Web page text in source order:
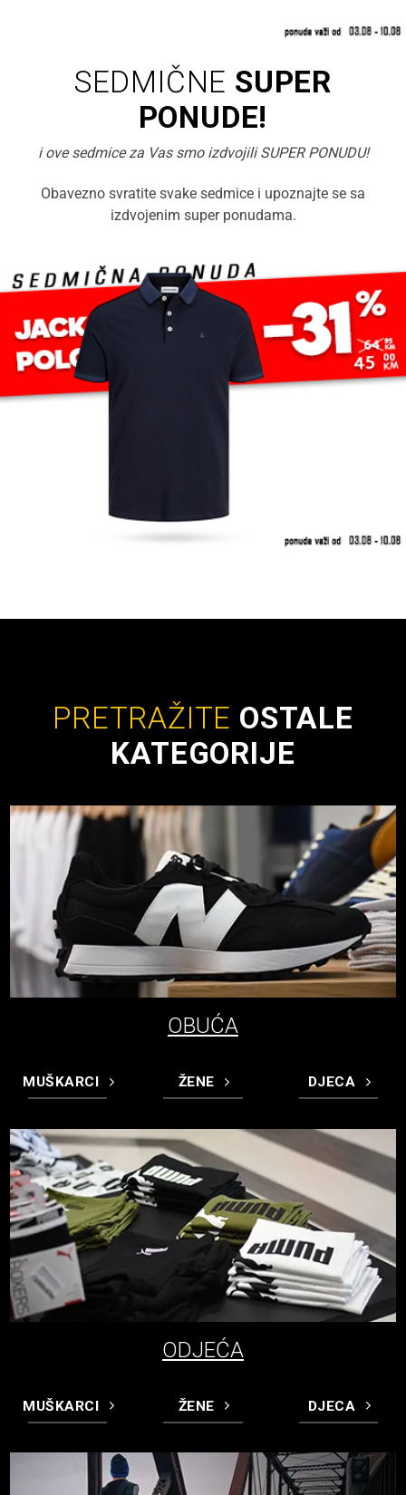
SEDMIČNE SUPER
PONUDE!
i ove sedmice za Vas smo izdvojili SUPER PONUDU!
Obavezno svratite svake sedmice i upoznajte se sa
izdvojenim super ponudama.
PRETRAŽITE OSTALE
KATEGORIJE
OBUĆA
MUŠKARCI ŽENE DJECA
ODJEĆA
MUŠKARCI ŽENE DJECA